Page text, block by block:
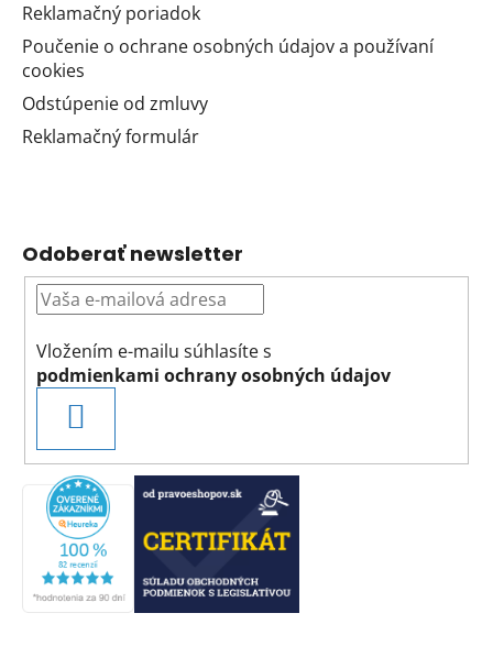
Reklamačný poriadok
Poučenie o ochrane osobných údajov a používaní
cookies
Odstúpenie od zmluvy
Reklamačný formulár
Odoberať newsletter
Vložením e-mailu súhlasíte s
podmienkami ochrany osobných údajov
SA